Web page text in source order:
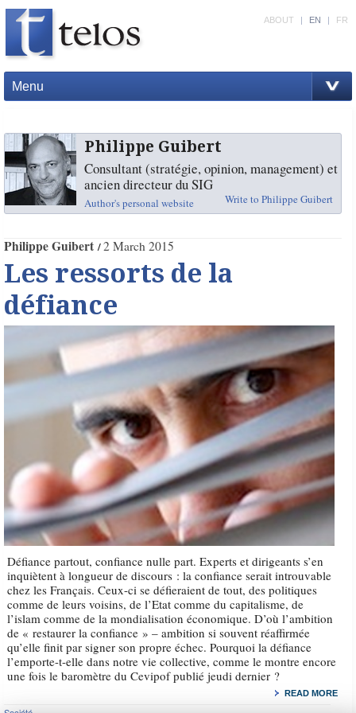
Menu
ABOUT | EN | FR
Philippe Guibert
Consultant (stratégie, opinion, management) et
ancien directeur du SIG
Author's personal website Write to Philippe Guibert
Philippe Guibert 2 March 2015
Les ressorts de la
défiance
Défiance partout, confiance nulle part. Experts et dirigeants s’en
inquiètent à longueur de discours : la confiance serait introuvable
chez les Français. Ceux-ci se défieraient de tout, des politiques
comme de leurs voisins, de l’Etat comme du capitalisme, de
l’islam comme de la mondialisation économique. D’où l’ambition
de « restaurer la confiance » – ambition si souvent réaffirmée
qu’elle finit par signer son propre échec. Pourquoi la défiance
l’emporte-t-elle dans notre vie collective, comme le montre encore
une fois le baromètre du Cevipof publié jeudi dernier ?
READ MORE